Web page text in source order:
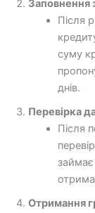
Заповнення
Після
суму
днів.
Перевірка
Після
займає
Отримання